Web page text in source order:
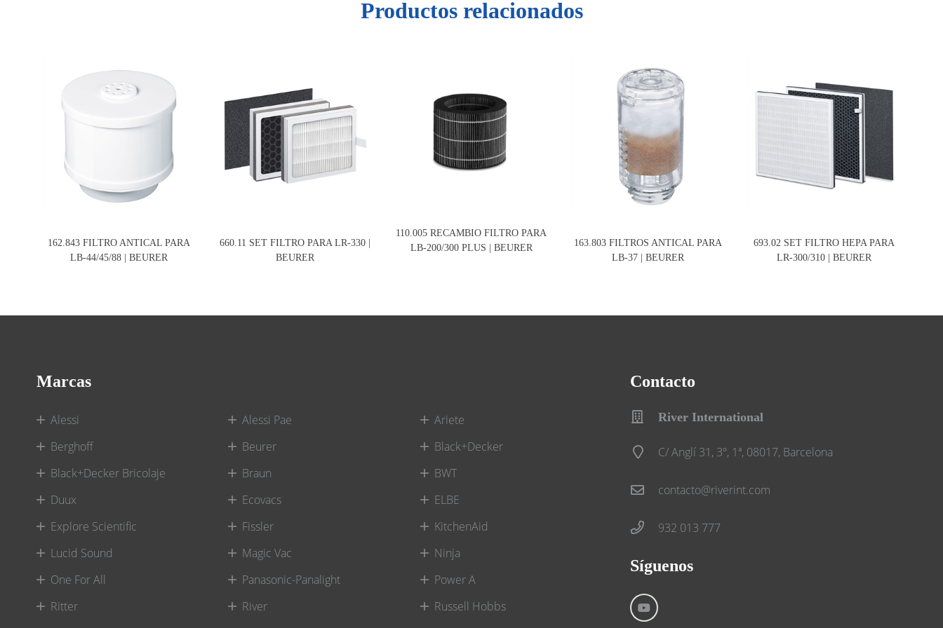
Productos relacionados
162.843 FILTRO ANTICAL PARA
LB-44/45/88 | BEURER
660.11 SET FILTRO PARA LR-330 |
BEURER
110.005 RECAMBIO FILTRO PARA
LB-200/300 PLUS | BEURER
163.803 FILTROS ANTICAL PARA
LB-37 | BEURER
693.02 SET FILTRO HEPA PARA
LR-300/310 | BEURER
Marcas
Alessi Alessi Pae
Ariete
Berghoff
Beurer
Black+Decker
Black+Decker Bricolaje
Braun
BWT
Duux
Ecovacs
ELBE
Explore Scientific
Fissler
KitchenAid
Lucid Sound
Magic Vac
Ninja
One For All
Panasonic-Panalight
Power A
Ritter
River
Russell Hobbs
Contacto
River International
C/ Anglí 31, 3º, 1ª, 08017, Barcelona
contacto@riverint.com
932 013 777
Síguenos